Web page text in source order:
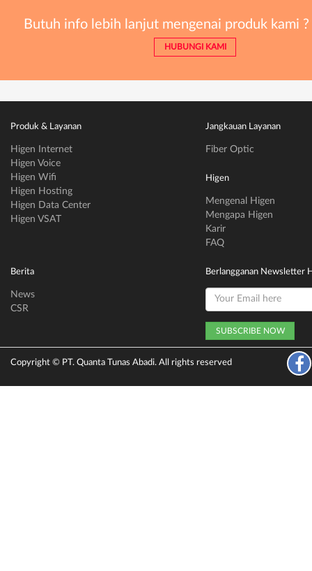
Butuh info lebih lanjut mengenai produk kami ?
HUBUNGI KAMI
Produk & Layanan
Higen Internet
Higen Voice
Higen Wifi
Higen Hosting
Higen Data Center
Higen VSAT
Jangkauan Layanan
Fiber Optic
Higen
Mengenal Higen
Mengapa Higen
Karir
FAQ
Berita
News
CSR
Berlangganan Newsletter
Copyright © PT. Quanta Tunas Abadi. All rights reserved